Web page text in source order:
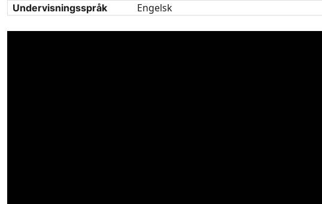
Undervisningsspråk Engelsk